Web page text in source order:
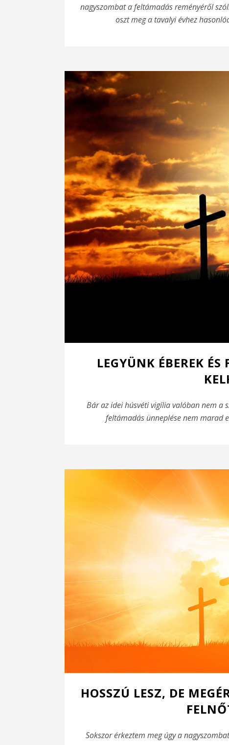
nagyszombat a feltámadás reményéről
oszt meg a tavalyi évhez
LEGYÜNK ÉBEREK
Bár az idei húsvéti vigília valóban nem a
feltámadás ünneplése nem marad
HOSSZÚ LESZ, DE
Sokszor érkeztem meg úgy a